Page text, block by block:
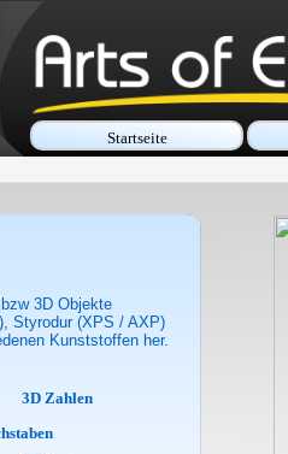
Startseite
3D Objekte
Styrodur (XPS / AXP)
Kunststoffen her.
3D Zahlen